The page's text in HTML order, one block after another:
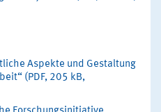
Aspekte und Gestaltung
(PDF, 205 kB,